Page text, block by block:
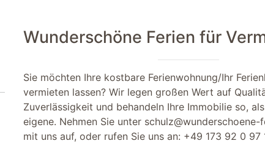
Wunderschöne Ferien für
Sie möchten Ihre kostbare Ferienwohnung/Ihr
vermieten lassen? Wir legen großen Wert auf
Zuverlässigkeit und behandeln Ihre Immobilie so,
eigene. Nehmen Sie unter schulz@wunderschoene-
mit uns auf, oder rufen Sie uns an: +49 173 92 0 97